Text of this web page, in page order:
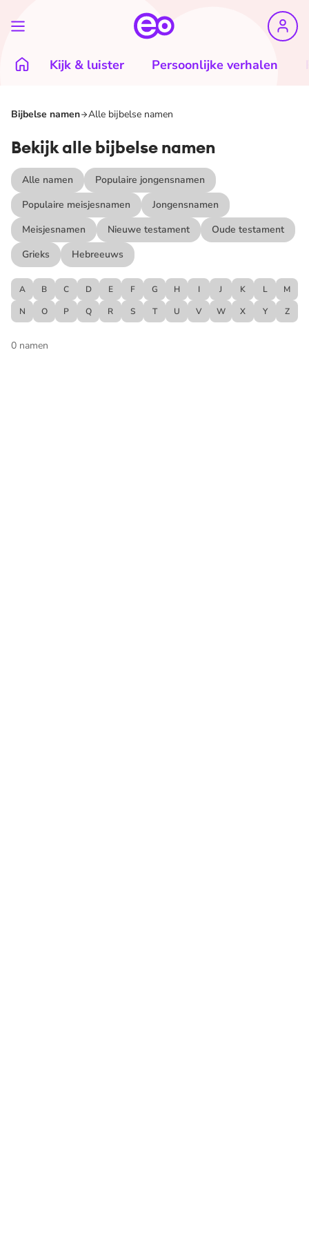
Kijk & luister Persoonlijke verhalen
Bijbelse namen Alle bijbelse namen
Bekijk alle bijbelse namen
Alle namen
Populaire jongensnamen
Populaire meisjesnamen
Jongensnamen
Meisjesnamen
Nieuwe testament
Oude testament
Grieks
Hebreeuws
A B C D E F G H I J K L
M
N
O P Q R S T U V W X Y Z
0 namen